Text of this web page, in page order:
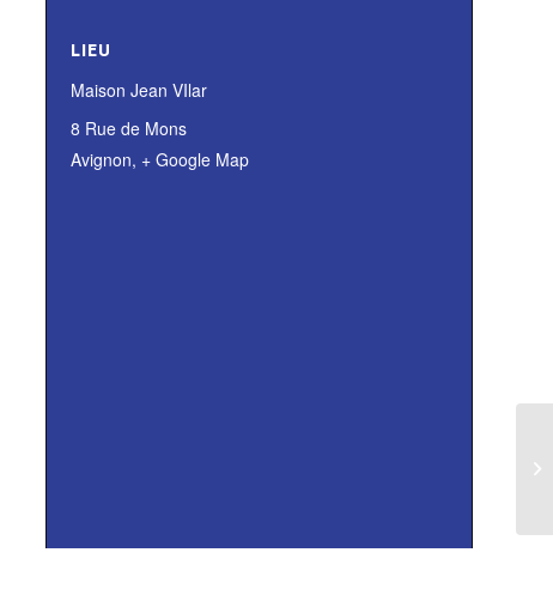
LIEU
Maison Jean VIlar
8 Rue de Mons
Avignon, + Google Map